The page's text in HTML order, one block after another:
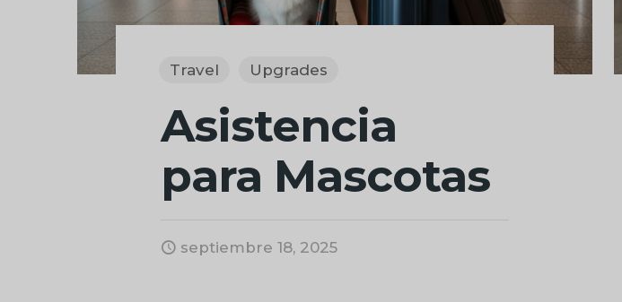
Travel Upgrades
Asistencia
para Mascotas
septiembre 18, 2025